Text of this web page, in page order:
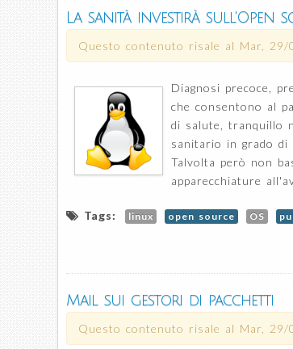
La sanità investirà sull'Open
Questo contenuto risale al Mar, 29/
Diagnosi precoce,
che consentono al
di salute, tranquillo
sanitario in grado di
Talvolta però non
apparecchiature
Tags: linux open source OS
Mail sui gestori di pacchetti
Questo contenuto risale al Mar, 29/